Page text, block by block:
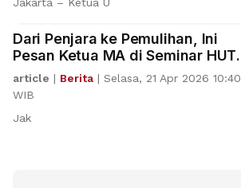
Dari Penjara ke Pemulihan, Ini
Pesan Ketua MA di Seminar HUT
IKAHI
article | Berita | Selasa, 21 Apr 2026 10:40
WIB
Jak